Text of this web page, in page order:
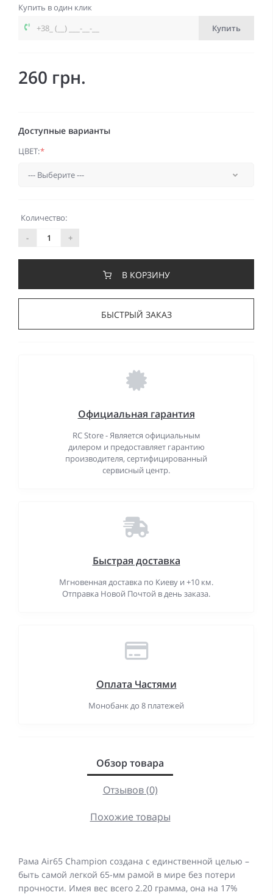
Купить в один клик
Купить
260 грн.
Доступные варианты
ЦВЕТ:*
Количество:
-
+
В КОРЗИНУ
БЫСТРЫЙ ЗАКАЗ
Официальная гарантия
RC Store - Является официальным
дилером и предоставляет гарантию
производителя, сертифицированный
сервисный центр.
Быстрая доставка
Мгновенная доставка по Киеву и +10 км.
Отправка Новой Почтой в день заказа.
Оплата Частями
Монобанк до 8 платежей
Обзор товара
Отзывов (0)
Похожие товары
Рама Air65 Champion создана с единственной целью –
быть самой легкой 65-мм рамой в мире без потери
прочности. Имея вес всего 2.20 грамма, она на 17%